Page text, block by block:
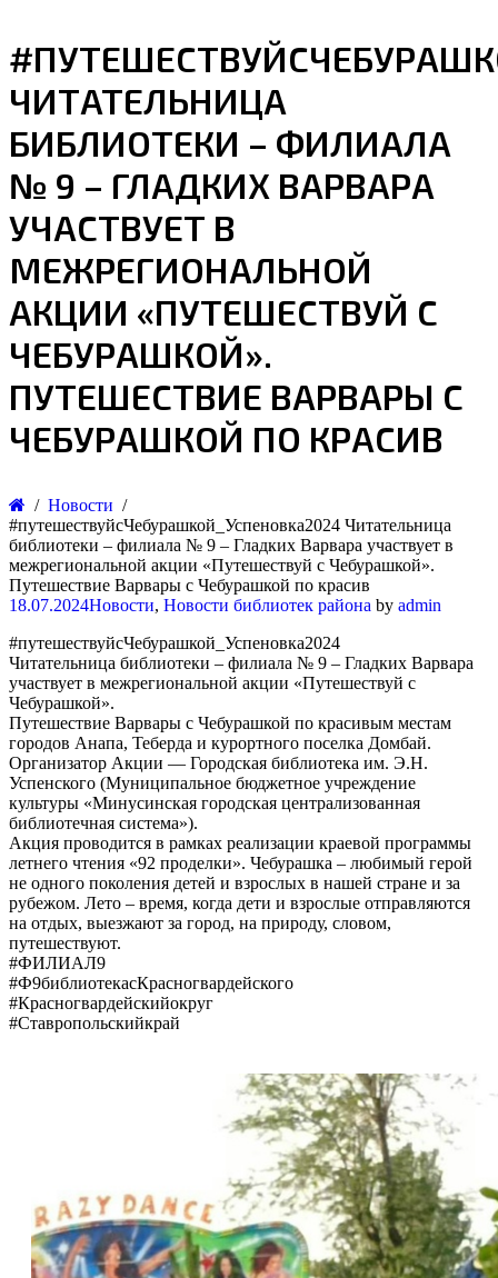
ЧИТАТЕЛЬНИЦА
БИБЛИОТЕКИ – ФИЛИАЛА
№ 9 – ГЛАДКИХ ВАРВАРА
УЧАСТВУЕТ В
МЕЖРЕГИОНАЛЬНОЙ
АКЦИИ «ПУТЕШЕСТВУЙ С
ЧЕБУРАШКОЙ».
ПУТЕШЕСТВИЕ ВАРВАРЫ С
ЧЕБУРАШКОЙ ПО КРАСИВ
Новости
#путешествуйсЧебурашкой_Успеновка2024 Читательница
библиотеки – филиала № 9 – Гладких Варвара участвует в
межрегиональной акции «Путешествуй с Чебурашкой».
Путешествие Варвары с Чебурашкой по красив
18.07.2024Новости, Новости библиотек района by admin
#путешествуйсЧебурашкой_Успеновка2024
Читательница библиотеки – филиала № 9 – Гладких Варвара
участвует в межрегиональной акции «Путешествуй с
Чебурашкой».
Путешествие Варвары с Чебурашкой по красивым местам
городов Анапа, Теберда и курортного поселка Домбай.
Организатор Акции — Городская библиотека им. Э.Н.
Успенского (Муниципальное бюджетное учреждение
культуры «Минусинская городская централизованная
библиотечная система»).
Акция проводится в рамках реализации краевой программы
летнего чтения «92 проделки». Чебурашка – любимый герой
не одного поколения детей и взрослых в нашей стране и за
рубежом. Лето – время, когда дети и взрослые отправляются
на отдых, выезжают за город, на природу, словом,
путешествуют.
#ФИЛИАЛ9
#Ф9библиотекасКрасногвардейского
#Красногвардейскийокруг
#Ставропольскийкрай